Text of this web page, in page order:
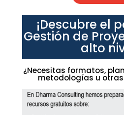
¡Descubre el
Gestión de
alto
¿Necesitas formatos,
metodologías u